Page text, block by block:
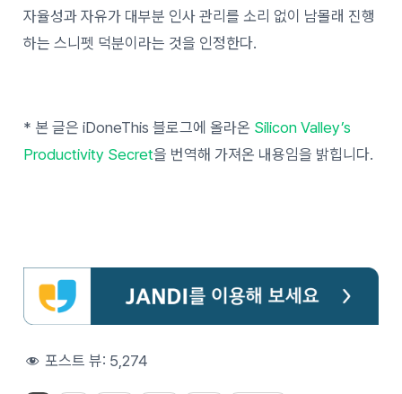
자율성과 자유가 대부분 인사 관리를 소리 없이 남몰래 진행
하는 스니펫 덕분이라는 것을 인정한다.
* 본 글은 iDoneThis 블로그에 올라온 Silicon Valley’s
Productivity Secret을 번역해 가져온 내용임을 밝힙니다.
포스트 뷰: 5,274